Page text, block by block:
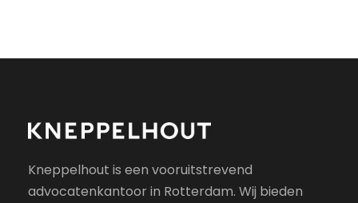
Kneppelhout is een vooruitstrevend
advocatenkantoor in Rotterdam. Wij bieden